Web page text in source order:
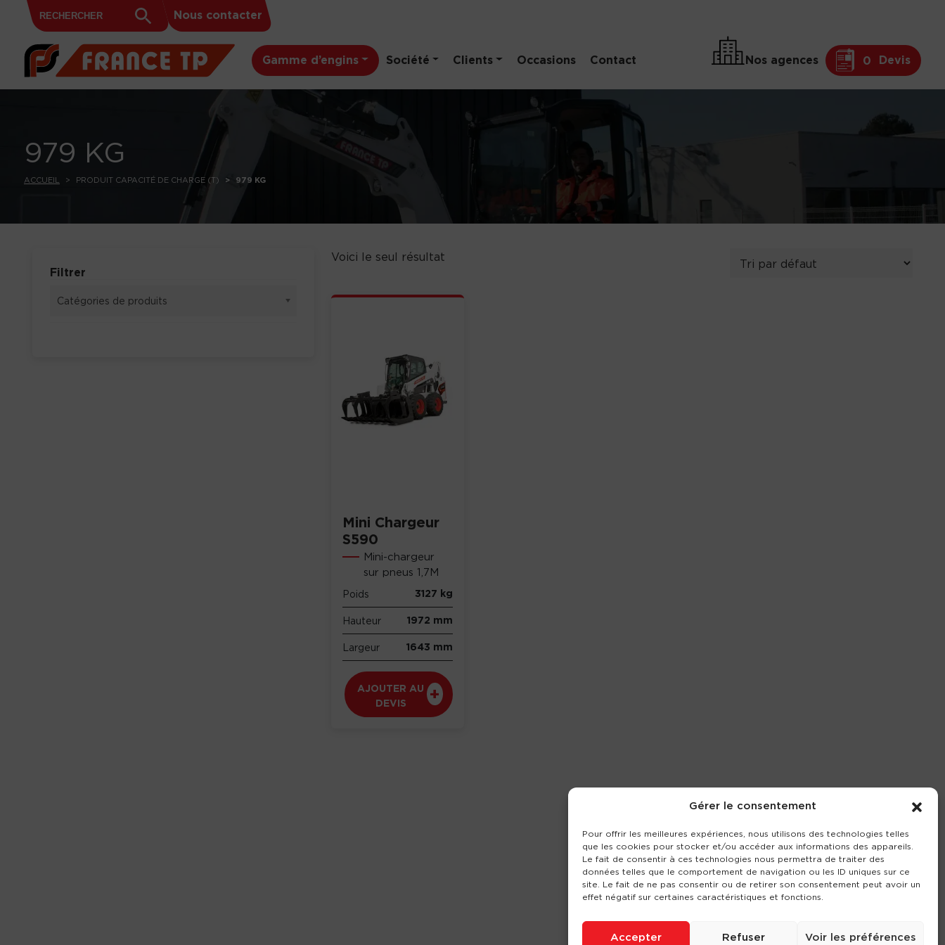
Gérer le consentement
Pour offrir les meilleures expériences, nous utilisons des technologies telles
que les cookies pour stocker et/ou accéder aux informations des appareils.
Le fait de consentir à ces technologies nous permettra de traiter des
données telles que le comportement de navigation ou les ID uniques sur ce
site. Le fait de ne pas consentir ou de retirer son consentement peut avoir un
effet négatif sur certaines caractéristiques et fonctions.
Accepter Refuser Voir les préférences
Skip to content
Search
for:
Search
Button
Nous contacter
Gamme d’engins Société Clients Occasions Contact Nos agences 0 Devis
979 KG
ACCUEIL PRODUIT CAPACITÉ DE CHARGE (T) 979 KG
Filtrer
Catégories de produits
Voici le seul résultat
Mini Chargeur
S590
Mini-chargeur
sur pneus 1,7M
Poids 3127 kg
Hauteur 1972 mm
Largeur 1643 mm
AJOUTER AU
DEVIS